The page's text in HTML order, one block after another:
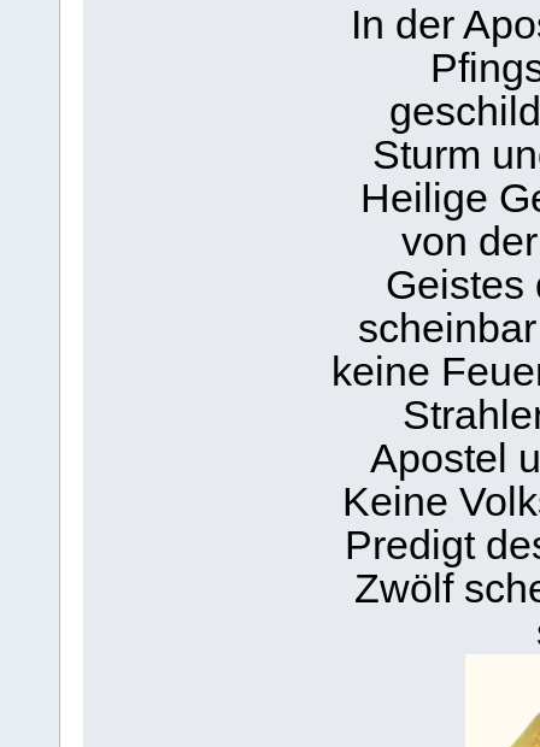
In der
Sturm
Heilige
von
Geistes
keine
Apostel
Keine
Predigt
Zwölf